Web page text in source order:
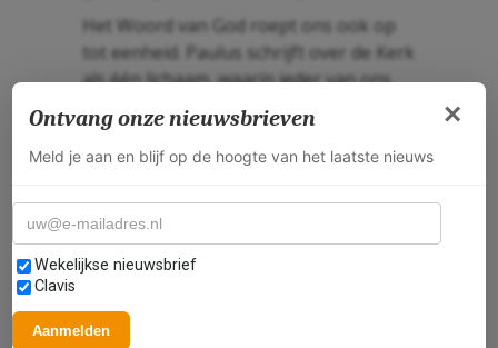
Het Woord van God roept ons ook op
tot eenheid. Paulus schrijft over de Kerk
als één lichaam, waarin ieder van ons
een unieke rol heeft. Soms zien we
alleen onze verschillen: we hebben
verschillende achtergronden, talenten
God laat ons zien dat, ondanks deze
verschillen, we samen één lichaam
vormen. We hebben elkaar nodig, en
we het evangelie werkelijk handen en
×
Ontvang onze nieuwsbrieven
Meld je aan en blijf op de hoogte van het laatste nieuws
E-mailadres
Selecteer nieuwsbrieven
Wekelijkse nieuwsbrief
Clavis
Aanmelden